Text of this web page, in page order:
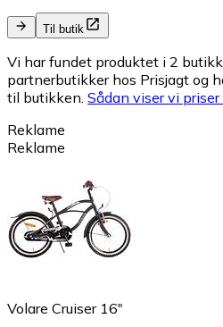
Til butik
Vi har fundet produktet i 2
partnerbutikker hos Prisjagt og
til butikken. Sådan viser vi
Reklame
Reklame
Volare Cruiser 16"